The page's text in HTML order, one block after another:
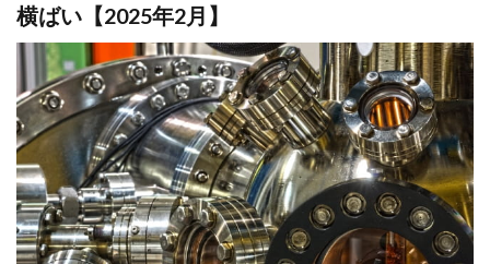
横ばい【2025年2月】